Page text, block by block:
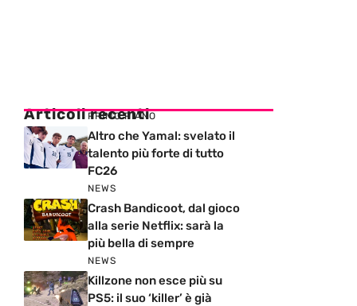
Articoli recenti
PRIMO PIANO
Altro che Yamal: svelato il
talento più forte di tutto
FC26
NEWS
Crash Bandicoot, dal gioco
alla serie Netflix: sarà la
più bella di sempre
NEWS
Killzone non esce più su
PS5: il suo ‘killer’ è già